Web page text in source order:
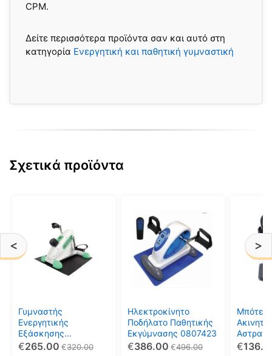
< >
CPM.
Δείτε περισσότερα προϊόντα σαν και αυτό στη
κατηγορία Ενεργητική και παθητική γυμναστική
Σχετικά προϊόντα
Γυμναστής
Ενεργητικής
Εξάσκησης
Μαγνητικός MVS
320.00
€
265.00
€
Ηλεκτροκίνητο
Ποδήλατο Παθητικής
Εκγύμνασης 0807423
496.00
€
386.00
€
Μπότες
€
προϊόν
έχει
να
στη